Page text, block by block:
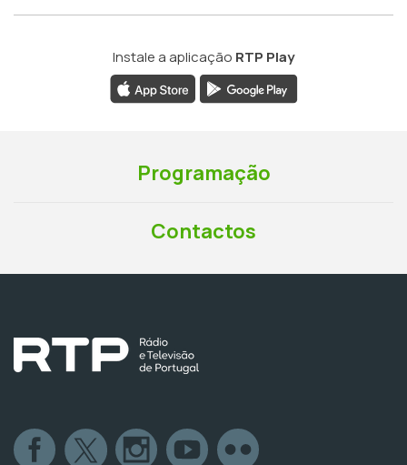
Instale a aplicação RTP Play
Programação
Contactos